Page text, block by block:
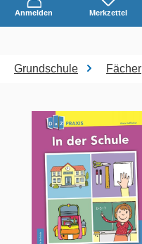
Anmelden Merkzettel
Grundschule Fächer
Bildergalerie überspringen